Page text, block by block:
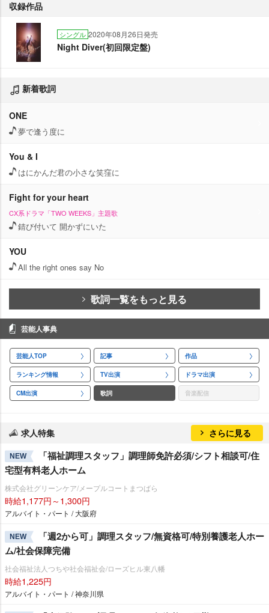
収録作品
シングル 2020年08月26日発売
Night Diver(初回限定盤)
新着歌詞
ONE
夢で逢う度に
You & I
はにかんだ君の小さな笑窪に
Fight for your heart
CX系ドラマ「TWO WEEKS」主題歌
錆び付いて 開かずにいた
YOU
All the right ones say No
歌詞一覧をもっと見る
芸能人事典
芸能人TOP 記事 作品
ランキング情報 TV出演 ドラマ出演
CM出演 歌詞 音楽配信
求人特集 さらに見る
NEW
「福祉調理スタッフ」調理師免許必須/シフト相談可/住
宅型有料老人ホーム
株式会社グリーンケア/メープルコートまつばら
時給1,177円～1,300円
アルバイト・パート / 大阪府
NEW
「週2から可」調理スタッフ/無資格可/特別養護老人ホー
ム/社会保障完備
社会福祉法人つちや社会福祉会/ローズヒル東八幡
時給1,225円
アルバイト・パート / 神奈川県